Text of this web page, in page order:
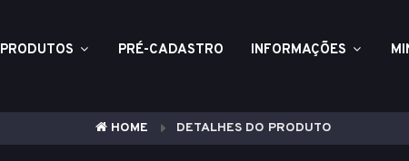
PRODUTOS PRÉ-CADASTRO INFORMAÇÕES
HOME DETALHES DO PRODUTO